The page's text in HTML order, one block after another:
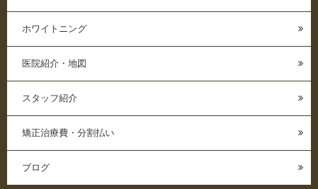
ホワイトニング
医院紹介・地図
スタッフ紹介
矯正治療費・分割払い
ブログ